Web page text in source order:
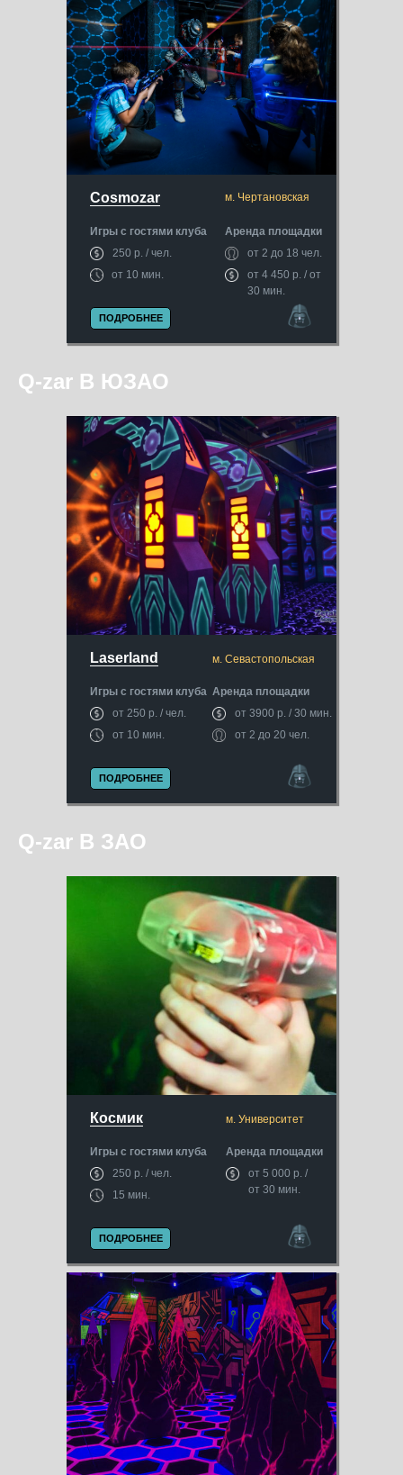
Cosmozar м. Чертановская
250 р. / чел.
ПОДРОБНЕЕ
от 2 до 18 чел.
Аренда площадки
от 10 мин.
Игры с гостями клуба
от 4 450 р. / от
30 мин.
Q-zar В ЮЗАО
Аренда площадки
от 250 р. / чел.
м. Севастопольская
от 2 до 20 чел.
Laserland
ПОДРОБНЕЕ
Игры с гостями клуба
от 3900 р. / 30 мин.
от 10 мин.
Q-zar В ЗАО
Аренда площадки
250 р. / чел.
м. Университет
Космик
ПОДРОБНЕЕ
Игры с гостями клуба
от 5 000 р. /
от 30 мин.
15 мин.